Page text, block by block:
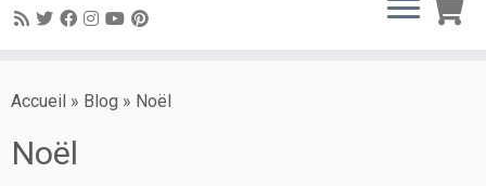
Accueil » Blog » Noël
Noël